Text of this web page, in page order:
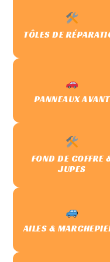
TÔLES DE
PANNEAUX AVANT
FOND DE COFFRE
JUPES
AILES &